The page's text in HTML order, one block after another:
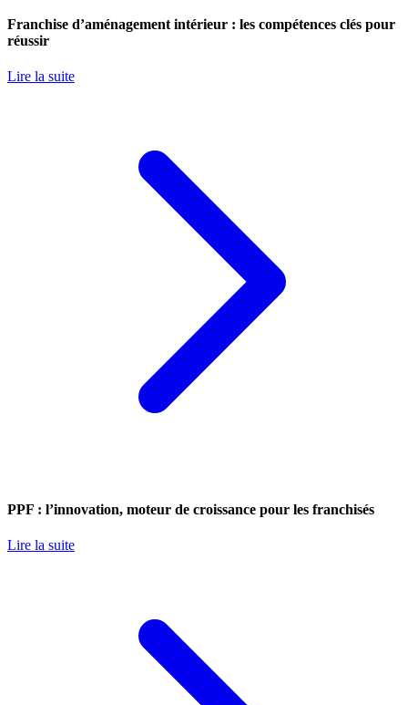
Franchise d’aménagement intérieur : les compétences clés pour
réussir
Lire la suite
PPF : l’innovation, moteur de croissance pour les franchisés
Lire la suite